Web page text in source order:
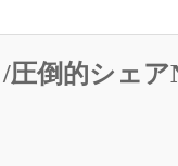
圧倒的シェ